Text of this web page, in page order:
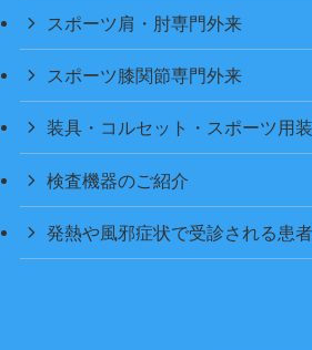
スポーツ肩・肘専門外来
スポーツ膝関節専門外来
装具・コルセット・スポーツ用
検査機器のご紹介
発熱や風邪症状で受診される患